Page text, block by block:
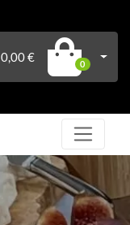
0,00 € 0